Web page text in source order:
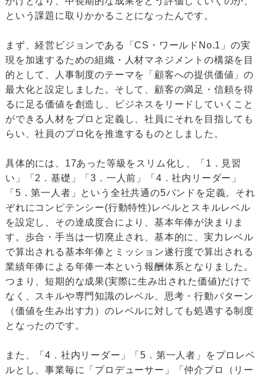
という課題に取りかかることになったんです。
まず、経営ビジョンである「CS・ワールドNo.1」の実
現を加速するための組織・人材マネジメントの構築を目
的として、人事制度のテーマを「顧客への提供価値」の
最大化と設定しました。そして、顧客の満足・信頼を得
るに足る価値を創造し、ビジネスをリードしていくこと
ができる人材をプロと定義し、社員にそれを目指しても
らい、社員のプロ化を推進するものとしました。
具体的には、17あった等級をスリム化し、「1．見習
い」「2．基礎」「3．一人前」「4．社内リーダー」
「5．第一人者」という全社共通の5バンドを定義。それ
ぞれにコンピテンシー(行動特性)レベルとスキルレベル
を設定し、その達成度合により、基本年俸が決まりま
す。歩合・手当は一切廃止され、基本的に、実力レベル
で算出される基本年俸とミッション遂行度で算出される
業績年俸による年俸一本という報酬体系となりました。
つまり、短期的な成果(実際に生み出された価値)だけで
なく、スキルや専門知識のレベル、思考・行動パターン
（価値を生み出す力）のレベルに対しても処遇する制度
となったのです。
また、「4．社内リーダー」「5．第一人者」をプロレベ
ルとし、事業毎に「プロデューサー」「仲介プロ（リー